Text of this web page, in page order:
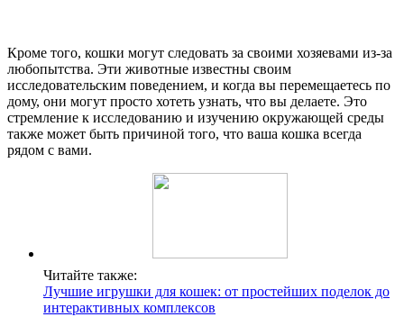
Кроме того, кошки могут следовать за своими хозяевами из-за
любопытства. Эти животные известны своим
исследовательским поведением, и когда вы перемещаетесь по
дому, они могут просто хотеть узнать, что вы делаете. Это
стремление к исследованию и изучению окружающей среды
также может быть причиной того, что ваша кошка всегда
рядом с вами.
Читайте также:
Лучшие игрушки для кошек: от простейших поделок до
интерактивных комплексов